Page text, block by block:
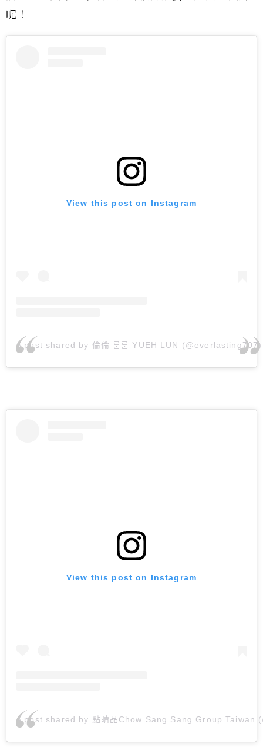
呢！
View this post on Instagram
A post shared by 倫倫 룬룬 YUEH LUN (@everlasting707)
View this post on Instagram
A post shared by 點睛品Chow Sang Sang Group Taiwan